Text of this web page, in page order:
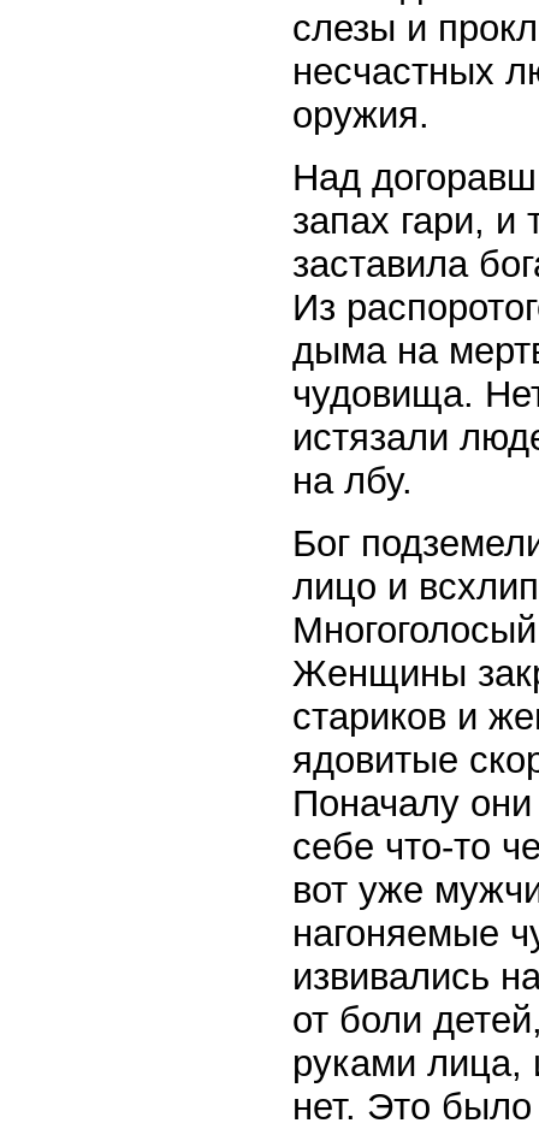
слезы и
несчастных
оружия.
Над
запах гари, и
заставила
Из
дыма на
чудовища.
истязали
на лбу.
Бог
лицо и
Женщины
стариков и
ядовитые
Поначалу
себе что-то
вот уже
нагоняемые
извивались
от боли
руками лица,
нет. Это